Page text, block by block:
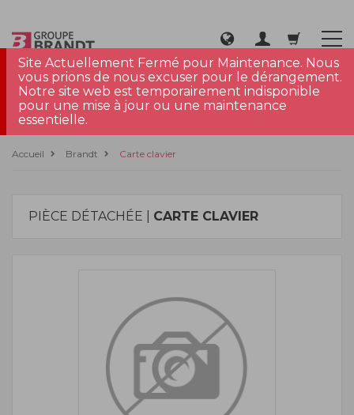
Site Actuellement Fermé pour Maintenance. Nous
vous prions de nous excuser pour le dérangement.
Notre site web est temporairement indisponible
pour une mise à jour ou une maintenance
essentielle.
Accueil Brandt Carte clavier
PIÈCE DÉTACHÉE | CARTE CLAVIER